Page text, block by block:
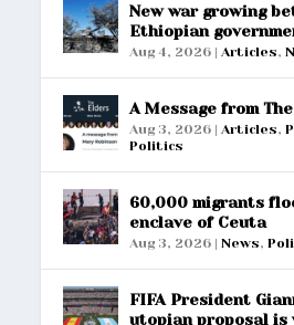
New war growing
Ethiopian
Aug 4, 2026 | Articles,
A Message from
Aug 3, 2026 | Articles,
Politics
60,000 migrants
enclave of Ceuta
Aug 3, 2026 |News,
FIFA President
utopian proposal is